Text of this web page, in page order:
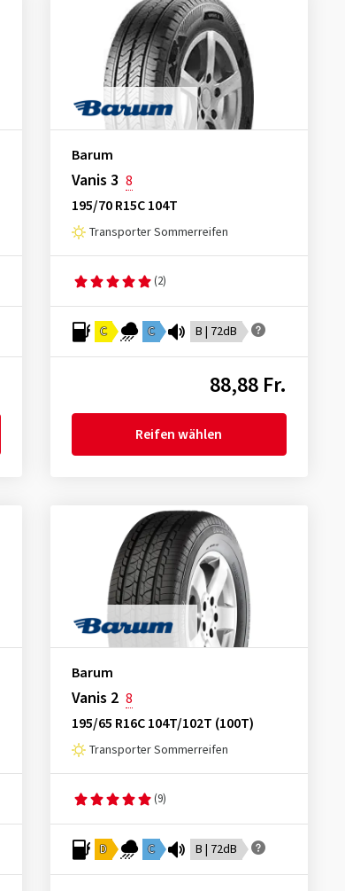
Barum
Vanis 3 8
195/70 R15C 104T
Transporter Sommerreifen
(2)
C C B | 72dB
88,88 Fr.
Reifen wählen
Barum
Vanis 2 8
195/65 R16C 104T/102T (100T)
Transporter Sommerreifen
(9)
D C B | 72dB